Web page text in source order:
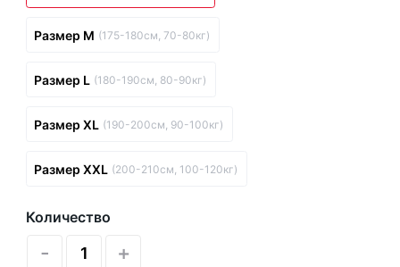
Размер M (175-180см, 70-80кг)
Размер L (180-190см, 80-90кг)
Размер XL (190-200см, 90-100кг)
Размер XXL (200-210см, 100-120кг)
Количество
- +